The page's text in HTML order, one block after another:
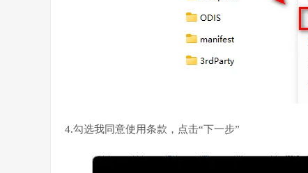
4.勾选我同意使用条款，点击“下一步”